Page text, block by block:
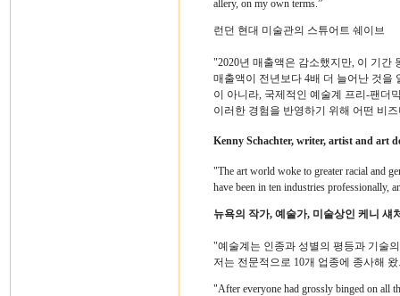
allery, on my own terms.”
런던 현대 미술관의 스튜어트 쉐이브
"2020년 매출액은 감소했지만, 이 기간
매출액이 전년보다 4배 더 늘어난 것을
이 아니라, 국제적인 예술계 프리-팬더
이러한 경험을 반영하기 위해 어떤 비
Kenny Schachter, writer, artist and art
"The art world woke to greater racial and
have been in ten industries professionally,
뉴욕의 작가, 예술가, 미술상인 케니 섀
"예술계는 인종과 성별의 평등과 기술
저는 전문적으로 10개 업종에 종사해
"After everyone had grossly binged on all